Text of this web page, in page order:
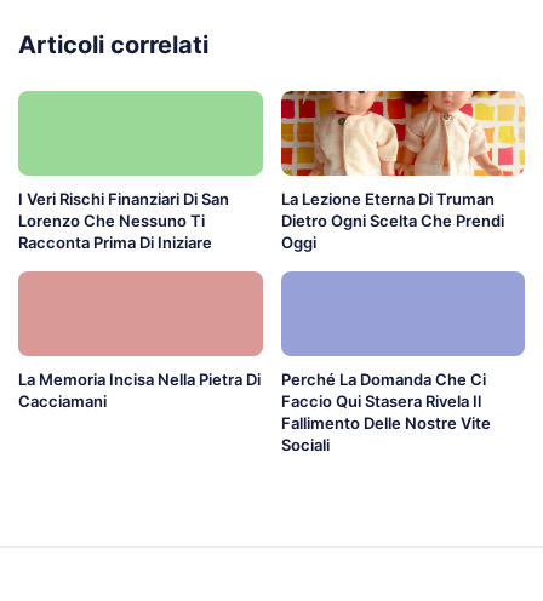
Articoli correlati
I Veri Rischi Finanziari Di San
Lorenzo Che Nessuno Ti
Racconta Prima Di Iniziare
La Lezione Eterna Di Truman
Dietro Ogni Scelta Che Prendi
Oggi
La Memoria Incisa Nella Pietra Di
Cacciamani
Perché La Domanda Che Ci
Faccio Qui Stasera Rivela Il
Fallimento Delle Nostre Vite
Sociali